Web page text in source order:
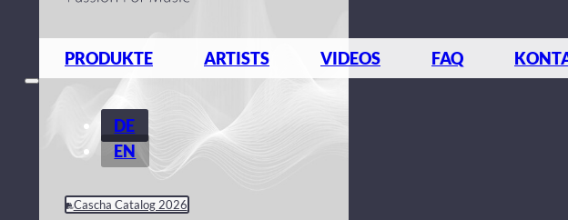
PRODUKTE ARTISTS VIDEOS FAQ
DE
EN
Cascha Catalog 2026